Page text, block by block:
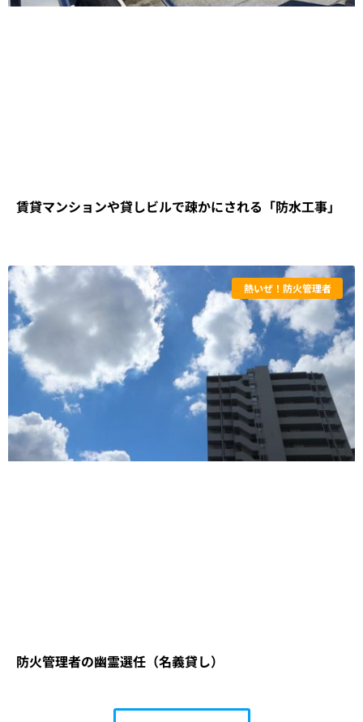
賃貸マンションや貸しビルで疎かにされる「防水工事」
熱いぜ！防火管理者
防火管理者の幽霊選任（名義貸し）